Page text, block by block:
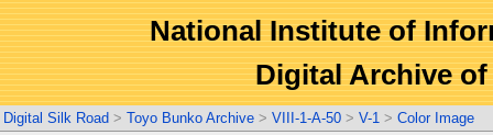
National Institute of
Digital Archive
Digital Silk Road > Toyo Bunko Archive > VIII-1-A-50 > V-1 > Color Image